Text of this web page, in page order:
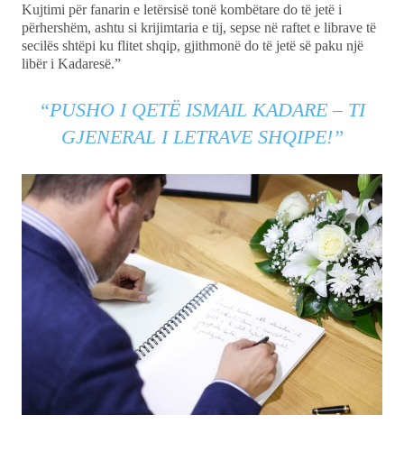
Kujtimi për fanarin e letërsisë tonë kombëtare do të jetë i
përhershëm, ashtu si krijimtaria e tij, sepse në raftet e librave të
secilës shtëpi ku flitet shqip, gjithmonë do të jetë së paku një
libër i Kadaresë.”
“PUSHO I QETË ISMAIL KADARE – TI
GJENERAL I LETRAVE SHQIPE!”